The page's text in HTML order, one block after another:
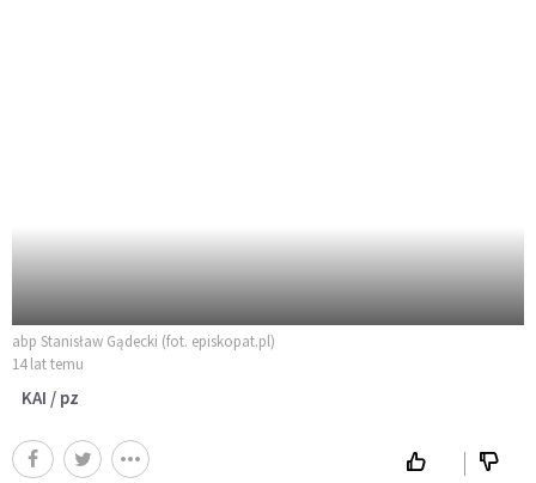
abp Stanisław Gądecki (fot. episkopat.pl)
14 lat temu
KAI / pz